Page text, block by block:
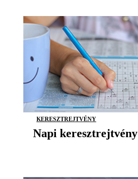
KERESZTREJTVÉNY
Napi keresztrejtvény